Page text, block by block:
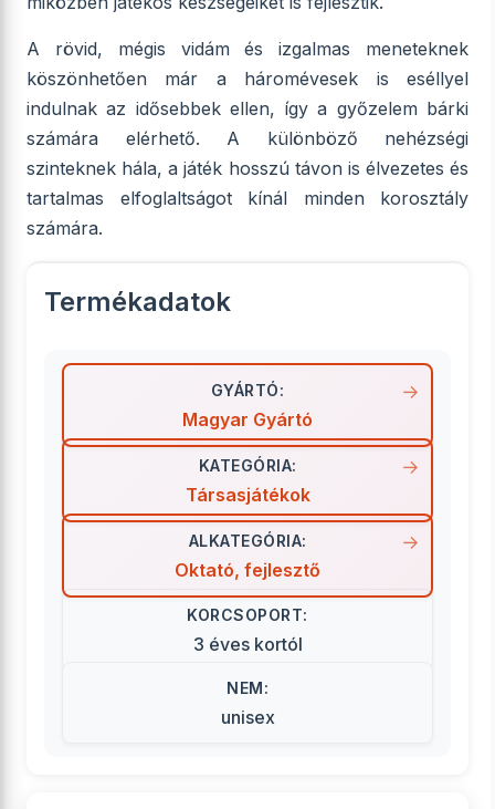
A rövid, mégis vidám és izgalmas meneteknek
köszönhetően már a háromévesek is eséllyel
indulnak az idősebbek ellen, így a győzelem bárki
számára elérhető. A különböző nehézségi
szinteknek hála, a játék hosszú távon is élvezetes és
tartalmas elfoglaltságot kínál minden korosztály
számára.
Termékadatok
GYÁRTÓ:
Magyar Gyártó
KATEGÓRIA:
Társasjátékok
ALKATEGÓRIA:
Oktató, fejlesztő
KORCSOPORT:
3 éves kortól
NEM:
unisex